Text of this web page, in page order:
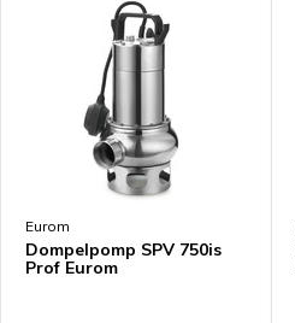
Eurom
Dompelpomp SPV 750is
Prof Eurom